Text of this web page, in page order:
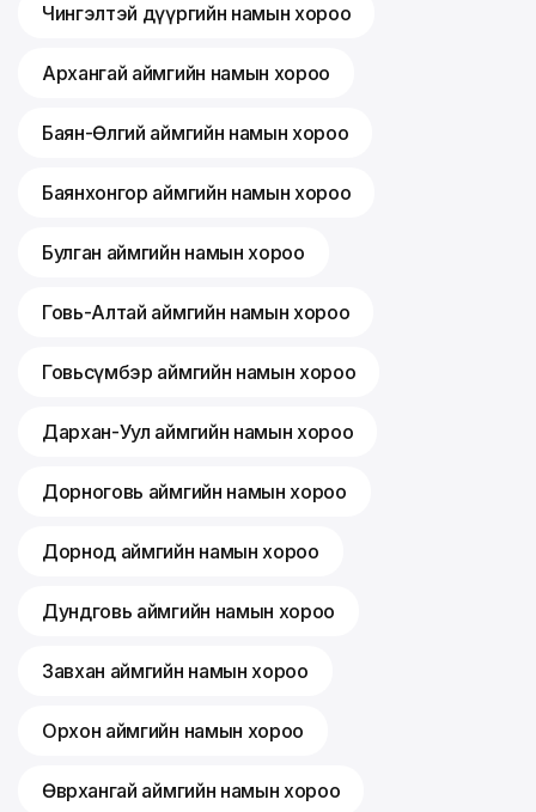
Чингэлтэй дүүргийн намын хороо
Архангай аймгийн намын хороо
Баян-Өлгий аймгийн намын хороо
Баянхонгор аймгийн намын хороо
Булган аймгийн намын хороо
Говь-Алтай аймгийн намын хороо
Говьсүмбэр аймгийн намын хороо
Дархан-Уул аймгийн намын хороо
Дорноговь аймгийн намын хороо
Дорнод аймгийн намын хороо
Дундговь аймгийн намын хороо
Завхан аймгийн намын хороо
Орхон аймгийн намын хороо
Өвөрхангай аймгийн намын хороо